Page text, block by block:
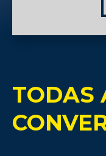
TODAS